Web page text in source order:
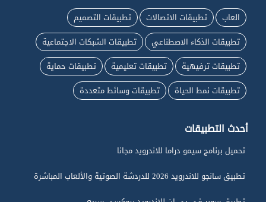
العاب تطبيقات الاتصالات
تطبيقات التصميم
تطبيقات الذكاء الاصطناعي
تطبيقات الشبكات الاجتماعية
تطبيقات ترفيهية
تطبيقات تعليمية
تطبيقات حماية
تطبيقات نمط الحياة
تطبيقات وسائط متعددة
أحدث التطبيقات
تحميل برنامج سيمو دراما للاندرويد مجانا
تطبيق سانجو للاندرويد 2026 للدردشة الصوتية والألعاب المباشرة